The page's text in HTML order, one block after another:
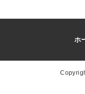
ホ